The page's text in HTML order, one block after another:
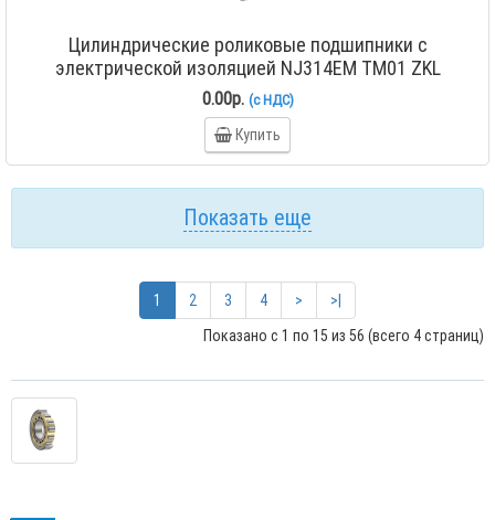
Цилиндрические роликовые подшипники с
электрической изоляцией NJ314EM TM01 ZKL
0.00р. (с НДС)
Купить
Показать еще
1 2 3 4 >
>|
Показано с 1 по 15 из 56 (всего 4 страниц)